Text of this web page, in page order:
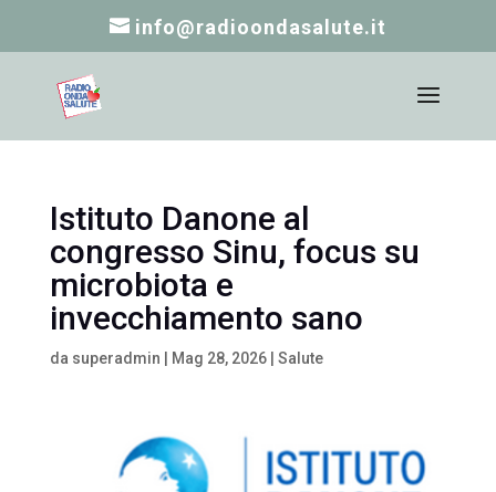
info@radioondasalute.it
Istituto Danone al
congresso Sinu, focus su
microbiota e
invecchiamento sano
da superadmin Mag 28, 2026| Salute